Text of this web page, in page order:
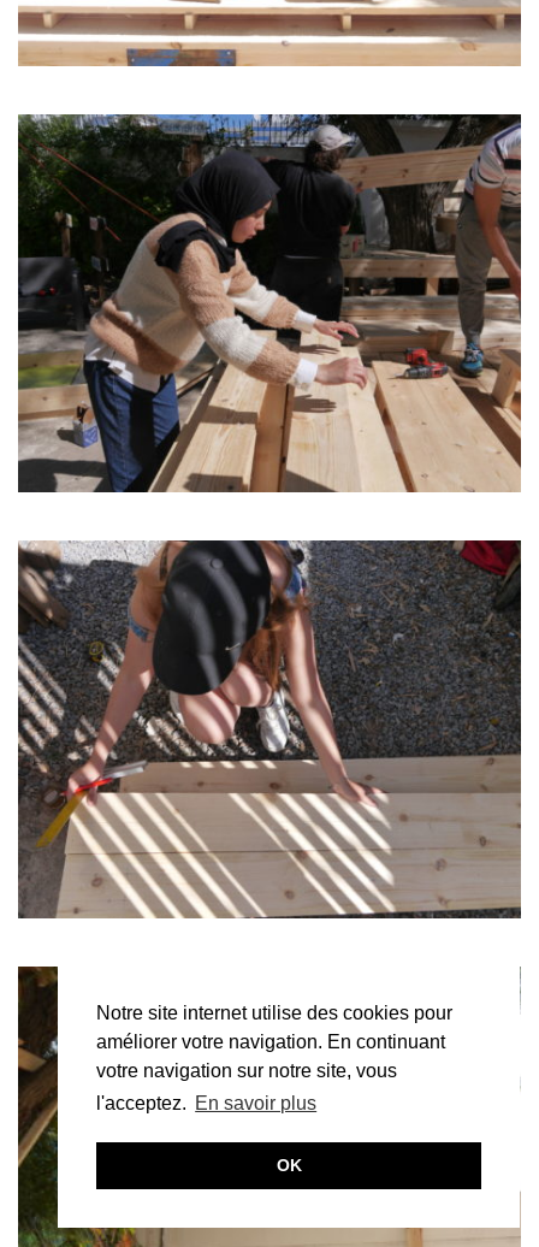
Notre site internet utilise des cookies pour
améliorer votre navigation. En continuant
votre navigation sur notre site, vous
l'acceptez. En savoir plus
OK